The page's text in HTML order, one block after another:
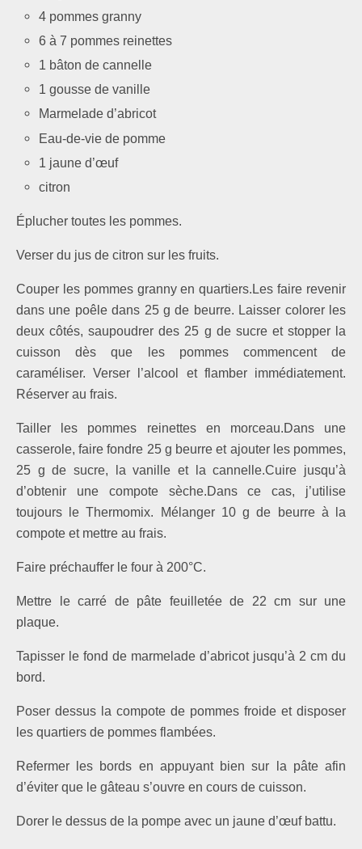
4 pommes granny
6 à 7 pommes reinettes
1 bâton de cannelle
1 gousse de vanille
Marmelade d’abricot
Eau-de-vie de pomme
1 jaune d’œuf
citron
Éplucher toutes les pommes.
Verser du jus de citron sur les fruits.
Couper les pommes granny en quartiers.Les faire revenir
dans une poêle dans 25 g de beurre. Laisser colorer les
deux côtés, saupoudrer des 25 g de sucre et stopper la
cuisson dès que les pommes commencent de
caraméliser. Verser l’alcool et flamber immédiatement.
Réserver au frais.
Tailler les pommes reinettes en morceau.Dans une
casserole, faire fondre 25 g beurre et ajouter les pommes,
25 g de sucre, la vanille et la cannelle.Cuire jusqu’à
d’obtenir une compote sèche.Dans ce cas, j’utilise
toujours le Thermomix. Mélanger 10 g de beurre à la
compote et mettre au frais.
Faire préchauffer le four à 200°C.
Mettre le carré de pâte feuilletée de 22 cm sur une
plaque.
Tapisser le fond de marmelade d’abricot jusqu’à 2 cm du
bord.
Poser dessus la compote de pommes froide et disposer
les quartiers de pommes flambées.
Refermer les bords en appuyant bien sur la pâte afin
d’éviter que le gâteau s’ouvre en cours de cuisson.
Dorer le dessus de la pompe avec un jaune d’œuf battu.